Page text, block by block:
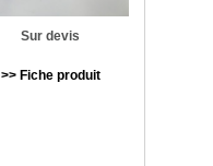
Sur devis
>> Fiche produit